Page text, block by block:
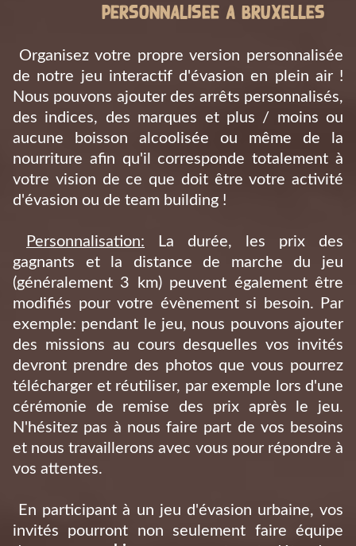
personnalisee a Bruxelles
Organisez votre propre version personnalisée
de notre jeu interactif d'évasion en plein air !
Nous pouvons ajouter des arrêts personnalisés,
des indices, des marques et plus / moins ou
aucune boisson alcoolisée ou même de la
nourriture afin qu'il corresponde totalement à
votre vision de ce que doit être votre activité
d'évasion ou de team building !
Personnalisation: La durée, les prix des
gagnants et la distance de marche du jeu
(généralement 3 km) peuvent également être
modifiés pour votre évènement si besoin. Par
exemple: pendant le jeu, nous pouvons ajouter
des missions au cours desquelles vos invités
devront prendre des photos que vous pourrez
télécharger et réutiliser, par exemple lors d'une
cérémonie de remise des prix après le jeu.
N'hésitez pas à nous faire part de vos besoins
et nous travaillerons avec vous pour répondre à
vos attentes.
En participant à un jeu d'évasion urbaine, vos
invités pourront non seulement faire équipe